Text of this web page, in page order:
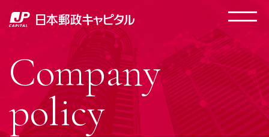
Company
policy